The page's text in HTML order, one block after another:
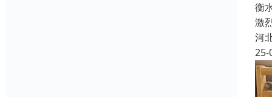
衡
激
河
25-